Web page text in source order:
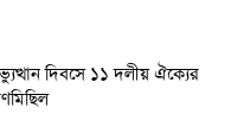
দিবসে ১১ দলীয় ঐক্যের